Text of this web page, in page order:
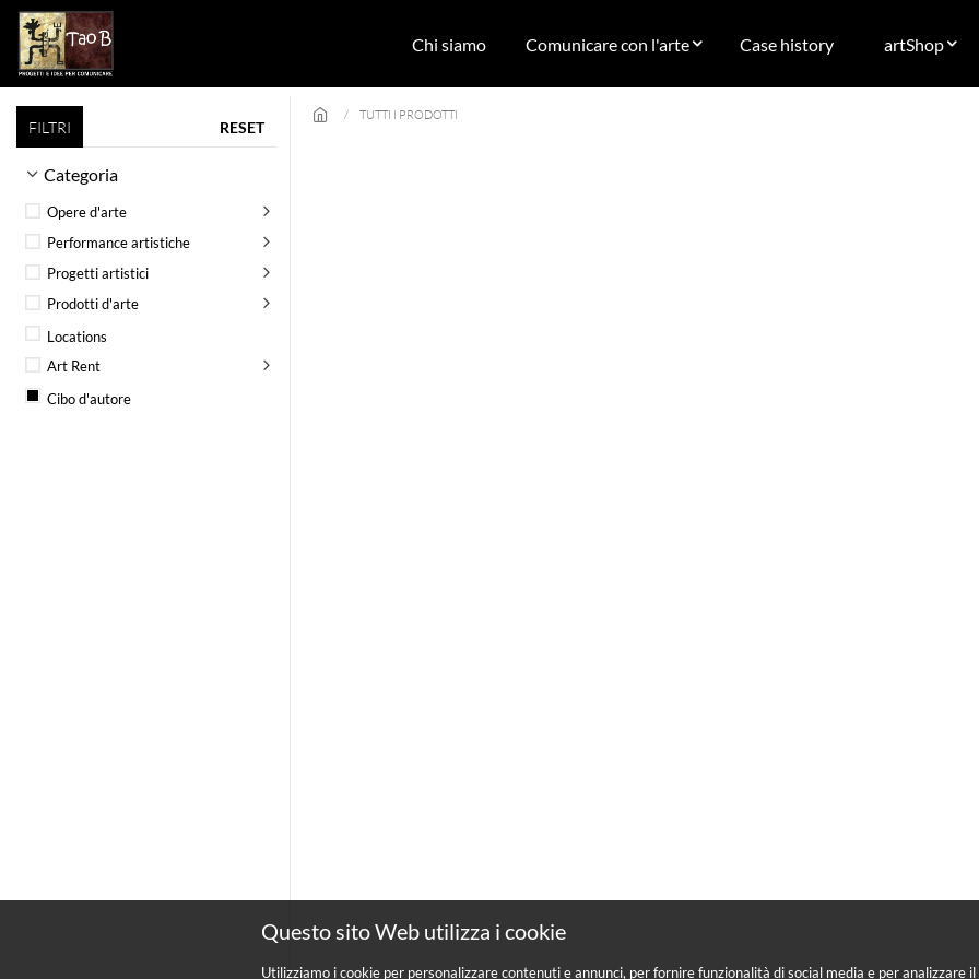
Skip to main content
Chi siamo Comunicare con l'arte Case history artShop
FILTRI RESET
Categoria
Opere d'arte
Performance artistiche
Progetti artistici
Prodotti d'arte
Locations
Art Rent
Cibo d'autore
TUTTI I PRODOTTI
Questo sito Web utilizza i cookie
Utilizziamo i cookie per personalizzare contenuti e annunci, per fornire funzionalità di social media e per analizzare